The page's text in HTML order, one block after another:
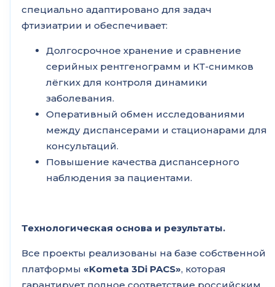
специально адаптировано для задач
фтизиатрии и обеспечивает:
Долгосрочное хранение и сравнение
серийных рентгенограмм и КТ-снимков
лёгких для контроля динамики
заболевания.
Оперативный обмен исследованиями
между диспансерами и стационарами для
консультаций.
Повышение качества диспансерного
наблюдения за пациентами.
Технологическая основа и результаты.
Все проекты реализованы на базе собственной
платформы «Kometa 3Di PACS», которая